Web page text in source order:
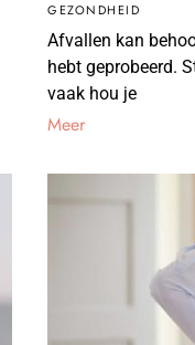
GEZONDHEID
Afvallen kan
hebt geprobeerd.
vaak hou je
Meer